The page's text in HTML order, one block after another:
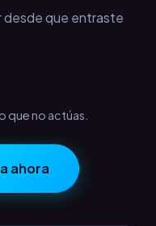
desde que entraste
que no actúas.
ahora